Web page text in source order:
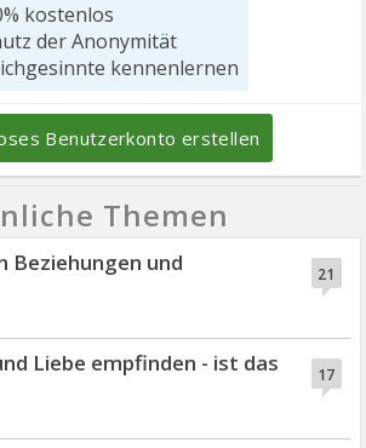
kostenlos
der Anonymität
kennenlernen
Benutzerkonto erstellen
Themen
21
Beziehungen und
17
Liebe empfinden - ist das